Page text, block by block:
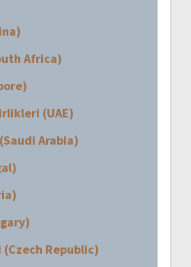
Africa)
(UAE)
Arabia)
Republic)